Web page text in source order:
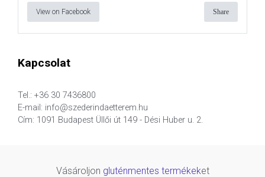
View on Facebook Share
Kapcsolat
Tel.: +36 30 7436800
E-mail: info@szederindaetterem.hu
Cím: 1091 Budapest Üllői út 149 - Dési Huber u. 2.
Vásároljon gluténmentes termékeket